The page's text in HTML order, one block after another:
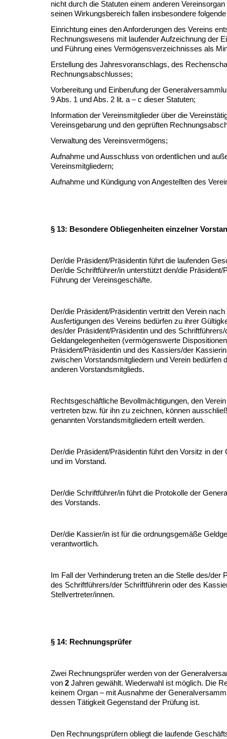
nicht durch die Statuten einem anderen
seinen Wirkungsbereich fallen insbesondere
Einrichtung eines den Anforderungen des Vereins
Rechnungswesens mit laufender Aufzeichnung der
und Führung eines Vermögensverzeichnisses als
Erstellung des Jahresvoranschlags, des
Rechnungsabschlusses;
Vorbereitung und Einberufung der
9 Abs. 1 und Abs. 2 lit. a – c dieser Statuten;
Information der Vereinsmitglieder über die
Vereinsgebarung und den geprüften
Verwaltung des Vereinsvermögens;
Aufnahme und Ausschluss von ordentlichen und
Vereinsmitgliedern;
Aufnahme und Kündigung von Angestellten des
§ 13: Besondere Obliegenheiten einzelner
Der/die Präsident/Präsidentin führt die laufenden
Der/die Schriftführer/in unterstützt den/die Präsident/
Führung der Vereinsgeschäfte.
Der/die Präsident/Präsidentin vertritt den Verein
Ausfertigungen des Vereins bedürfen zu ihrer
des/der Präsident/Präsidentin und des
Geldangelegenheiten (vermögenswerte
Präsident/Präsidentin und des Kassiers/der
zwischen Vorstandsmitgliedern und Verein bedürfen
anderen Vorstandsmitglieds.
Rechtsgeschäftliche Bevollmächtigungen, den
vertreten bzw. für ihn zu zeichnen, können
genannten Vorstandsmitgliedern erteilt werden.
Der/die Präsident/Präsidentin führt den Vorsitz in
und im Vorstand.
Der/die Schriftführer/in führt die Protokolle der
des Vorstands.
Der/die Kassier/in ist für die ordnungsgemäße
verantwortlich.
Im Fall der Verhinderung treten an die Stelle des/der
des Schriftführers/der Schriftführerin oder des
Stellvertreter/innen.
§ 14: Rechnungsprüfer
Zwei Rechnungsprüfer werden von der
von 2 Jahren gewählt. Wiederwahl ist möglich. Die
keinem Organ – mit Ausnahme der
dessen Tätigkeit Gegenstand der Prüfung ist.
Den Rechnungsprüfern obliegt die laufende